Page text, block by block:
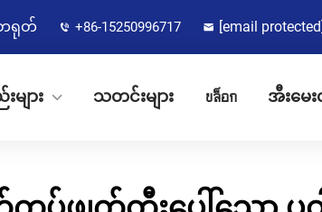
တရုတ် +86-15250996717 [email protected]
များ သတင်းများ บล็อก အီးမေ